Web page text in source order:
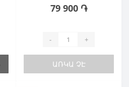
79 900 ֏
- +
ԱՌԿԱ ՉԷ